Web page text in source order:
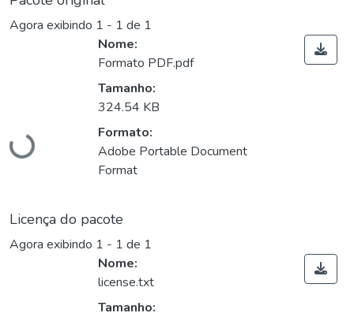
Agora exibindo 1 - 1 de 1
Carregando...
Nome:
Formato PDF.pdf
Tamanho:
324.54 KB
Formato:
Adobe Portable Document
Format
Licença do pacote
Agora exibindo 1 - 1 de 1
Nome:
license.txt
Tamanho: